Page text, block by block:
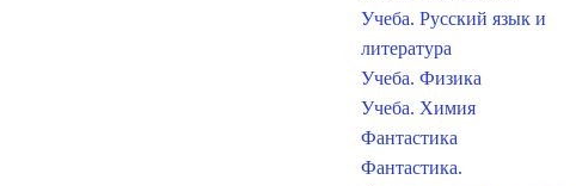
Учеба. Русский язык и
литература
Учеба. Физика
Учеба. Химия
Фантастика
Фантастика.